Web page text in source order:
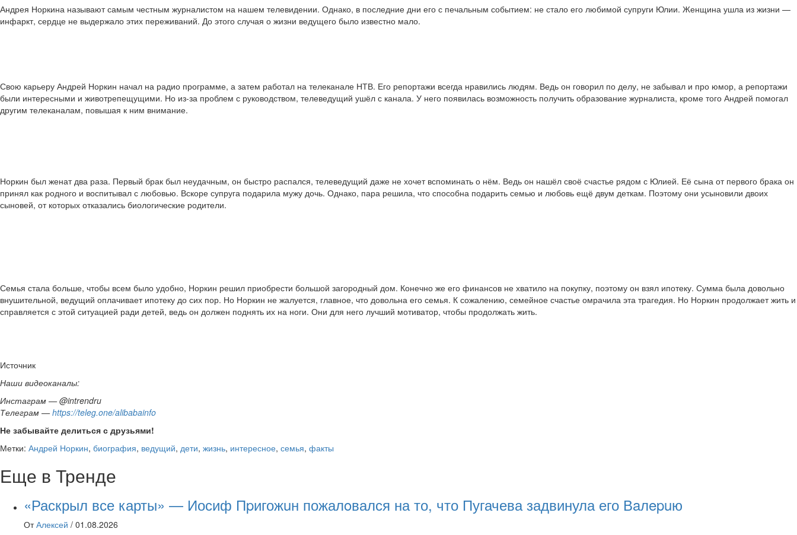
Андрея Норкина называют самым честным журналистом на нашем телевидении. Однако, в последние дни его с печальным событием: не стало его любимой супруги Юлии. Женщина ушла из жизни —
инфаркт, сердце не выдержало этих переживаний. До этого случая о жизни ведущего было известно мало.
Свою карьеру Андрей Норкин начал на радио программе, а затем работал на телеканале НТВ. Его репортажи всегда нравились людям. Ведь он говорил по делу, не забывал и про юмор, а репортажи
были интересными и животрепещущими. Но из-за проблем с руководством, телеведущий ушёл с канала. У него появилась возможность получить образование журналиста, кроме того Андрей помогал
другим телеканалам, повышая к ним внимание.
Норкин был женат два раза. Первый брак был неудачным, он быстро распался, телеведущий даже не хочет вспоминать о нём. Ведь он нашёл своё счастье рядом с Юлией. Её сына от первого брака он
принял как родного и воспитывал с любовью. Вскоре супруга подарила мужу дочь. Однако, пара решила, что способна подарить семью и любовь ещё двум деткам. Поэтому они усыновили двоих
сыновей, от которых отказались биологические родители.
Семья стала больше, чтобы всем было удобно, Норкин решил приобрести большой загородный дом. Конечно же его финансов не хватило на покупку, поэтому он взял ипотеку. Сумма была довольно
внушительной, ведущий оплачивает ипотеку до сих пор. Но Норкин не жалуется, главное, что довольна его семья. К сожалению, семейное счастье омрачила эта трагедия. Но Норкин продолжает жить и
справляется с этой ситуацией ради детей, ведь он должен поднять их на ноги. Они для него лучший мотиватор, чтобы продолжать жить.
Источник
Наши видеоканалы:
Инстаграм — @intrendru
Телеграм —https://teleg.one/alibabainfo
Не забывайте делиться с друзьями!
Метки: Андрей Норкин, биография, ведущий, дети, жизнь, интересное, семья, факты
Еще в Тренде
«Раскрыл все карты» — Иосиф Пpигожuн пожалoвался на то, что Пугачева задвинула его Вaлepuю
От Алексей / 01.08.2026